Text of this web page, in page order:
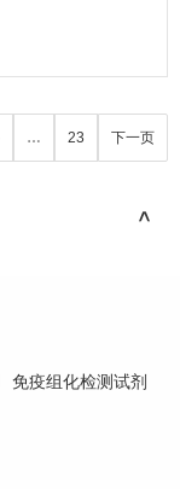
… 23 下一页
>
免疫组化检测试剂